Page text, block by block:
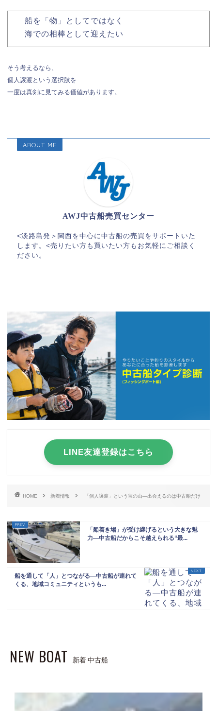
船を「物」としてではなく
海での相棒として迎えたい
そう考えるなら、
個人譲渡という選択肢を
一度は真剣に見てみる価値があります。
ABOUT ME
AWJ中古船売買センター
<淡路島発＞関西を中心に中古船の売買をサポートいた
します。<売りたい方も買いたい方もお気軽にご相談く
ださい。
LINE友達登録はこちら
HOME 新着情報 「個人譲渡」という宝の山―出会えるのは中古船だけ
「船着き場」が受け継げるという大きな魅
力―中古船だからこそ越えられる“最...
船を通して「人」とつながる―中古船が連れて
くる、地域コミュニティというも...
NEW BOAT 新着 中古船